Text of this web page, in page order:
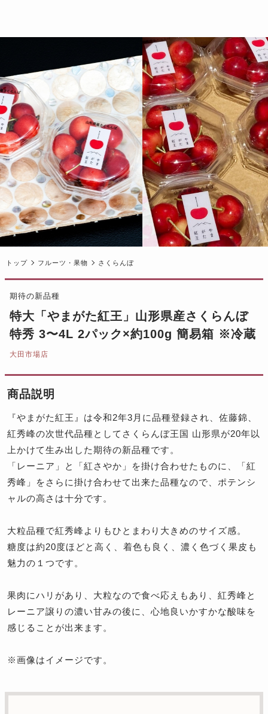
トップ フルーツ・果物 さくらんぼ
期待の新品種
特大「やまがた紅王」山形県産さくらんぼ
特秀 3〜4L 2パック×約100g 簡易箱 ※冷蔵
大田市場店
商品説明
『やまがた紅王』は令和2年3月に品種登録され、佐藤錦、
紅秀峰の次世代品種としてさくらんぼ王国 山形県が20年以
上かけて生み出した期待の新品種です。
「レーニア」と「紅さやか」を掛け合わせたものに、「紅
秀峰」をさらに掛け合わせて出来た品種なので、ポテンシ
ャルの高さは十分です。
大粒品種で紅秀峰よりもひとまわり大きめのサイズ感。
糖度は約20度ほどと高く、着色も良く、濃く色づく果皮も
魅力の１つです。
果肉にハリがあり、大粒なので食べ応えもあり、紅秀峰と
レーニア譲りの濃い甘みの後に、心地良いかすかな酸味を
感じることが出来ます。
※画像はイメージです。